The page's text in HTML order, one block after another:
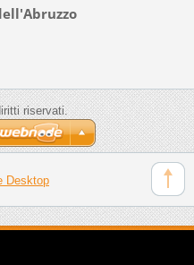
riservati.
Desktop